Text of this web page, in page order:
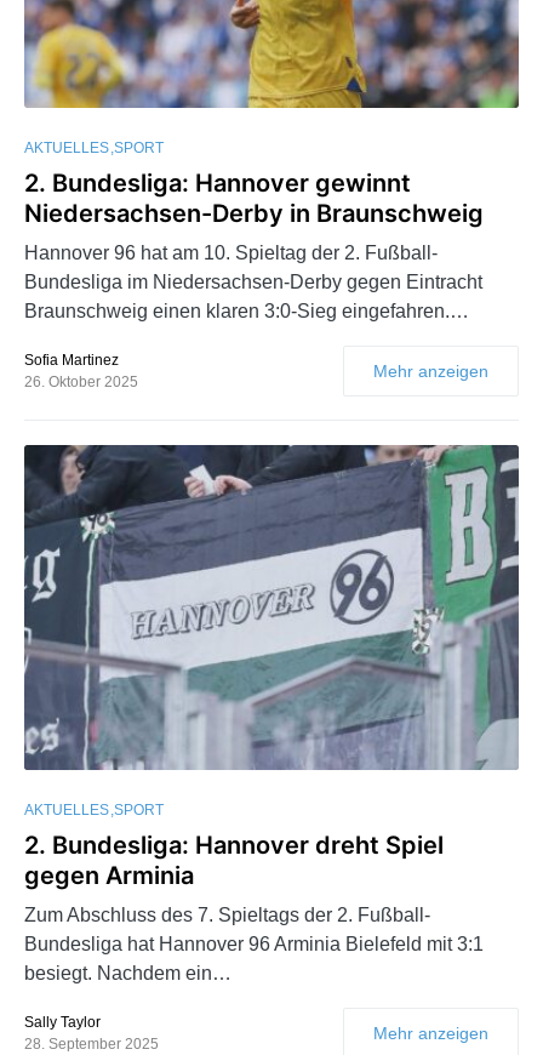
AKTUELLES SPORT
2. Bundesliga: Hannover gewinnt
Niedersachsen-Derby in Braunschweig
Hannover 96 hat am 10. Spieltag der 2. Fußball-
Bundesliga im Niedersachsen-Derby gegen Eintracht
Braunschweig einen klaren 3:0-Sieg eingefahren.…
Sofia Martinez
26. Oktober 2025
Mehr anzeigen
AKTUELLES SPORT
2. Bundesliga: Hannover dreht Spiel
gegen Arminia
Zum Abschluss des 7. Spieltags der 2. Fußball-
Bundesliga hat Hannover 96 Arminia Bielefeld mit 3:1
besiegt. Nachdem ein…
Sally Taylor
28. September 2025
Mehr anzeigen